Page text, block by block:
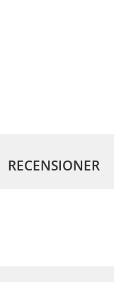
RECENSIONER